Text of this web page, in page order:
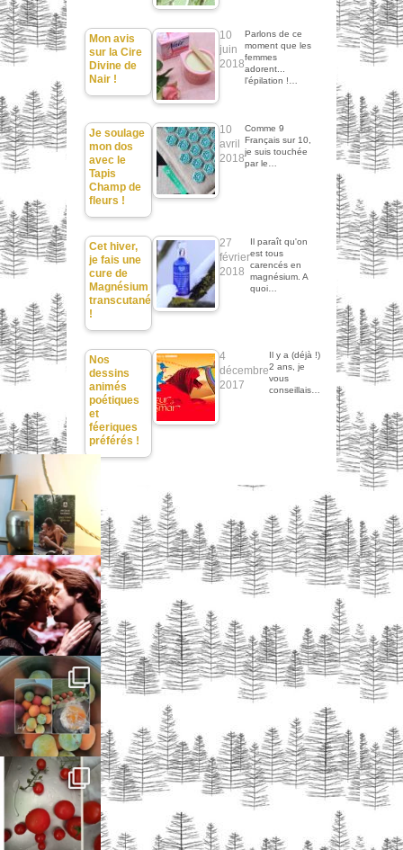
Mon avis
sur la Cire
Divine de
Nair !
10
juin
2018
Parlons de ce
moment que les
femmes
adorent...
l'épilation !…
Je soulage
mon dos
avec le
Tapis
Champ de
fleurs !
10
avril
2018
Comme 9
Français sur 10,
je suis touchée
par le…
Cet hiver,
je fais une
cure de
Magnésium
transcutané
!
27
février
2018
Il paraît qu'on
est tous
carencés en
magnésium. A
quoi…
Nos
dessins
animés
poétiques
et
féeriques
préférés !
4
décembre
2017
Il y a (déjà !)
2 ans, je
vous
conseillais…